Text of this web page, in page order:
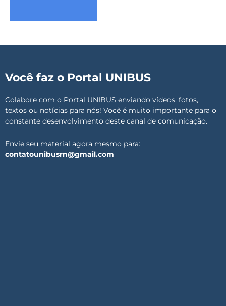
Você faz o Portal UNIBUS
Colabore com o Portal UNIBUS enviando vídeos, fotos,
textos ou notícias para nós! Você é muito importante para o
constante desenvolvimento deste canal de comunicação.
Envie seu material agora mesmo para:
contatounibusrn@gmail.com